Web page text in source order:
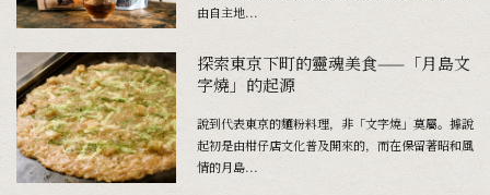
由自主地...
探索東京下町的靈魂美食——「月島文
字燒」的起源
說到代表東京的麵粉料理，非「文字燒」莫屬。據說
起初是由柑仔店文化普及開來的，而在保留著昭和風
情的月島...